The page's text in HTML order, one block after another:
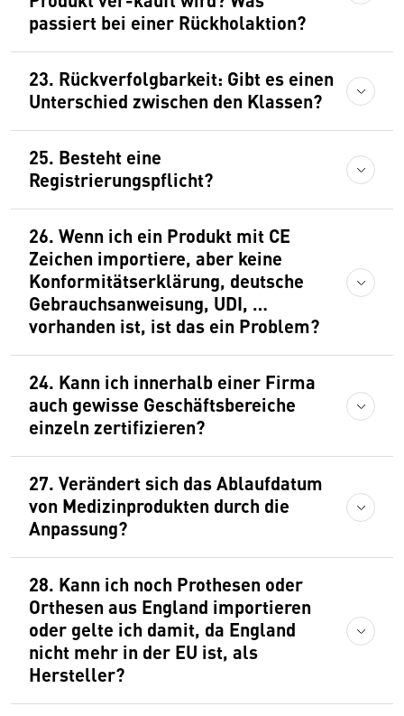
passiert bei einer Rückholaktion?
23. Rückverfolgbarkeit: Gibt es einen
Unterschied zwischen den Klassen?
25. Besteht eine
Registrierungspflicht?
26. Wenn ich ein Produkt mit CE
Zeichen importiere, aber keine
Konformitätserklärung, deutsche
Gebrauchsanweisung, UDI, …
vorhanden ist, ist das ein Problem?
24. Kann ich innerhalb einer Firma
auch gewisse Geschäftsbereiche
einzeln zertifizieren?
27. Verändert sich das Ablaufdatum
von Medizinprodukten durch die
Anpassung?
28. Kann ich noch Prothesen oder
Orthesen aus England importieren
oder gelte ich damit, da England
nicht mehr in der EU ist, als
Hersteller?